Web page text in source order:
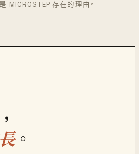
MICROSTEP 存在的理由。
。